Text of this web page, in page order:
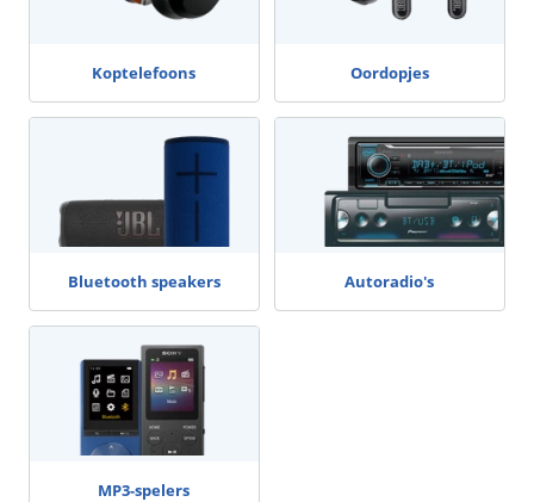
Koptelefoons Oordopjes
Bluetooth speakers Autoradio's
MP3-spelers